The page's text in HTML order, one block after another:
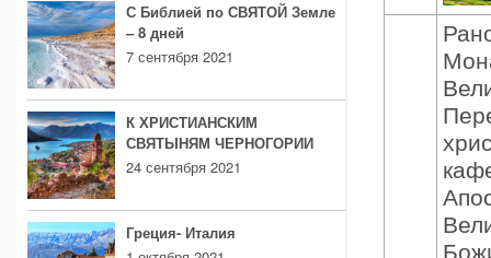
С Библией по СВЯТОЙ Земле
– 8 дней
7 сентября 2021
К ХРИСТИАНСКИМ
СВЯТЫНЯМ ЧЕРНОГОРИИ
24 сентября 2021
Греция- Италия